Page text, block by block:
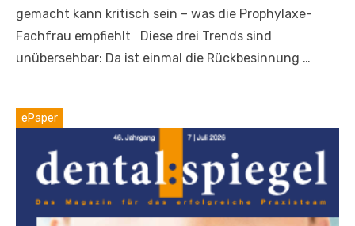
gemacht kann kritisch sein – was die Prophylaxe-
Fachfrau empfiehlt Diese drei Trends sind
unübersehbar: Da ist einmal die Rückbesinnung …
ePaper